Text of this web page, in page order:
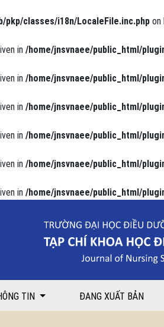
pkp/classes/i18n/LocaleFile.inc.php on
in /home/jnsvnaee/public_html/
in /home/jnsvnaee/public_html/
in /home/jnsvnaee/public_html/
in /home/jnsvnaee/public_html/
in /home/jnsvnaee/public_html/
in /home/jnsvnaee/public_html/
tại Khoa Hô hấp Bệnh viện Trẻ em Hải
TIN ĐANG XUẤT BẢN